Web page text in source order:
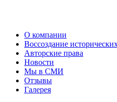
О компании
Воссоздание
Авторские права
Новости
Мы в СМИ
Отзывы
Галерея